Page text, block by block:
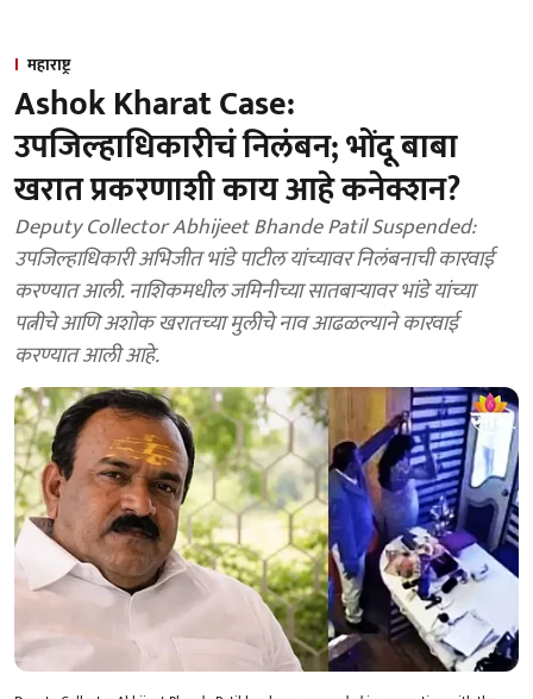
महाराष्ट्र
Ashok Kharat Case:
उपजिल्हाधिकारीचं निलंबन; भोंदू बाबा
खरात प्रकरणाशी काय आहे कनेक्शन?
Deputy Collector Abhijeet Bhande Patil Suspended:
उपजिल्हाधिकारी अभिजीत भांडे पाटील यांच्यावर निलंबनाची कारवाई
करण्यात आली. नाशिकमधील जमिनीच्या सातबाऱ्यावर भांडे यांच्या
पत्नीचे आणि अशोक खरातच्या मुलीचे नाव आढळल्याने कारवाई
करण्यात आली आहे.